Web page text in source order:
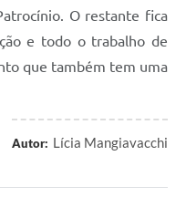
O restante fica
e todo o trabalho de
que também tem uma
Autor: Lícia Mangiavacchi